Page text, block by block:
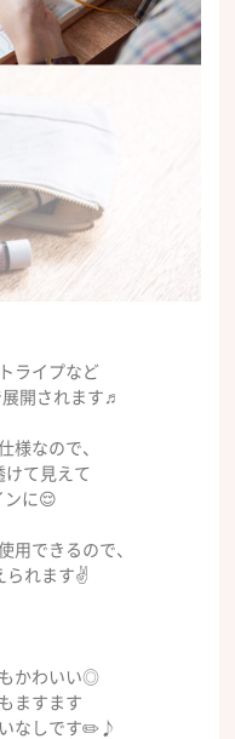
ライプなど
開されます♬
様なので、
けて見えて
ンに😌
用できるので、
られます✌️
かわいい◎
ますます
なしです✏️♪